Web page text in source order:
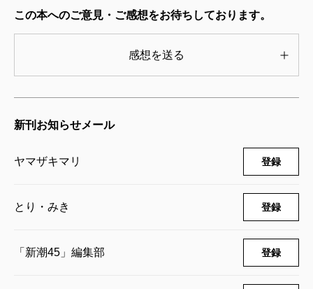
2019/11/09
2019/04/09
814円
プリニウス 6巻
この本へのご意見・ご感想をお待ちしております。
感想を送る
新刊お知らせメール
ヤマザキマリ 登録
とり・みき 登録
「新潮45」編集部 登録